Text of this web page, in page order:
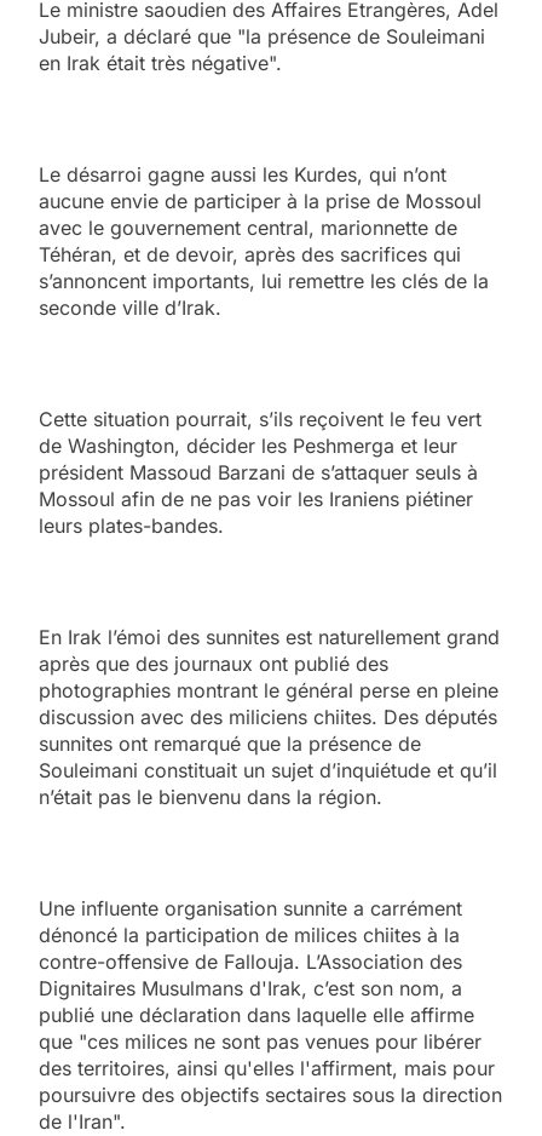
Le ministre saoudien des Affaires Etrangères, Adel
Jubeir, a déclaré que "la présence de Souleimani
en Irak était très négative".
Le désarroi gagne aussi les Kurdes, qui n’ont
aucune envie de participer à la prise de Mossoul
avec le gouvernement central, marionnette de
Téhéran, et de devoir, après des sacrifices qui
s’annoncent importants, lui remettre les clés de la
seconde ville d’Irak.
Cette situation pourrait, s’ils reçoivent le feu vert
de Washington, décider les Peshmerga et leur
président Massoud Barzani de s’attaquer seuls à
Mossoul afin de ne pas voir les Iraniens piétiner
leurs plates-bandes.
En Irak l’émoi des sunnites est naturellement grand
après que des journaux ont publié des
photographies montrant le général perse en pleine
discussion avec des miliciens chiites. Des députés
sunnites ont remarqué que la présence de
Souleimani constituait un sujet d’inquiétude et qu’il
n’était pas le bienvenu dans la région.
Une influente organisation sunnite a carrément
dénoncé la participation de milices chiites à la
contre-offensive de Fallouja. L’Association des
Dignitaires Musulmans d'Irak, c’est son nom, a
publié une déclaration dans laquelle elle affirme
que "ces milices ne sont pas venues pour libérer
des territoires, ainsi qu'elles l'affirment, mais pour
poursuivre des objectifs sectaires sous la direction
de l'Iran".